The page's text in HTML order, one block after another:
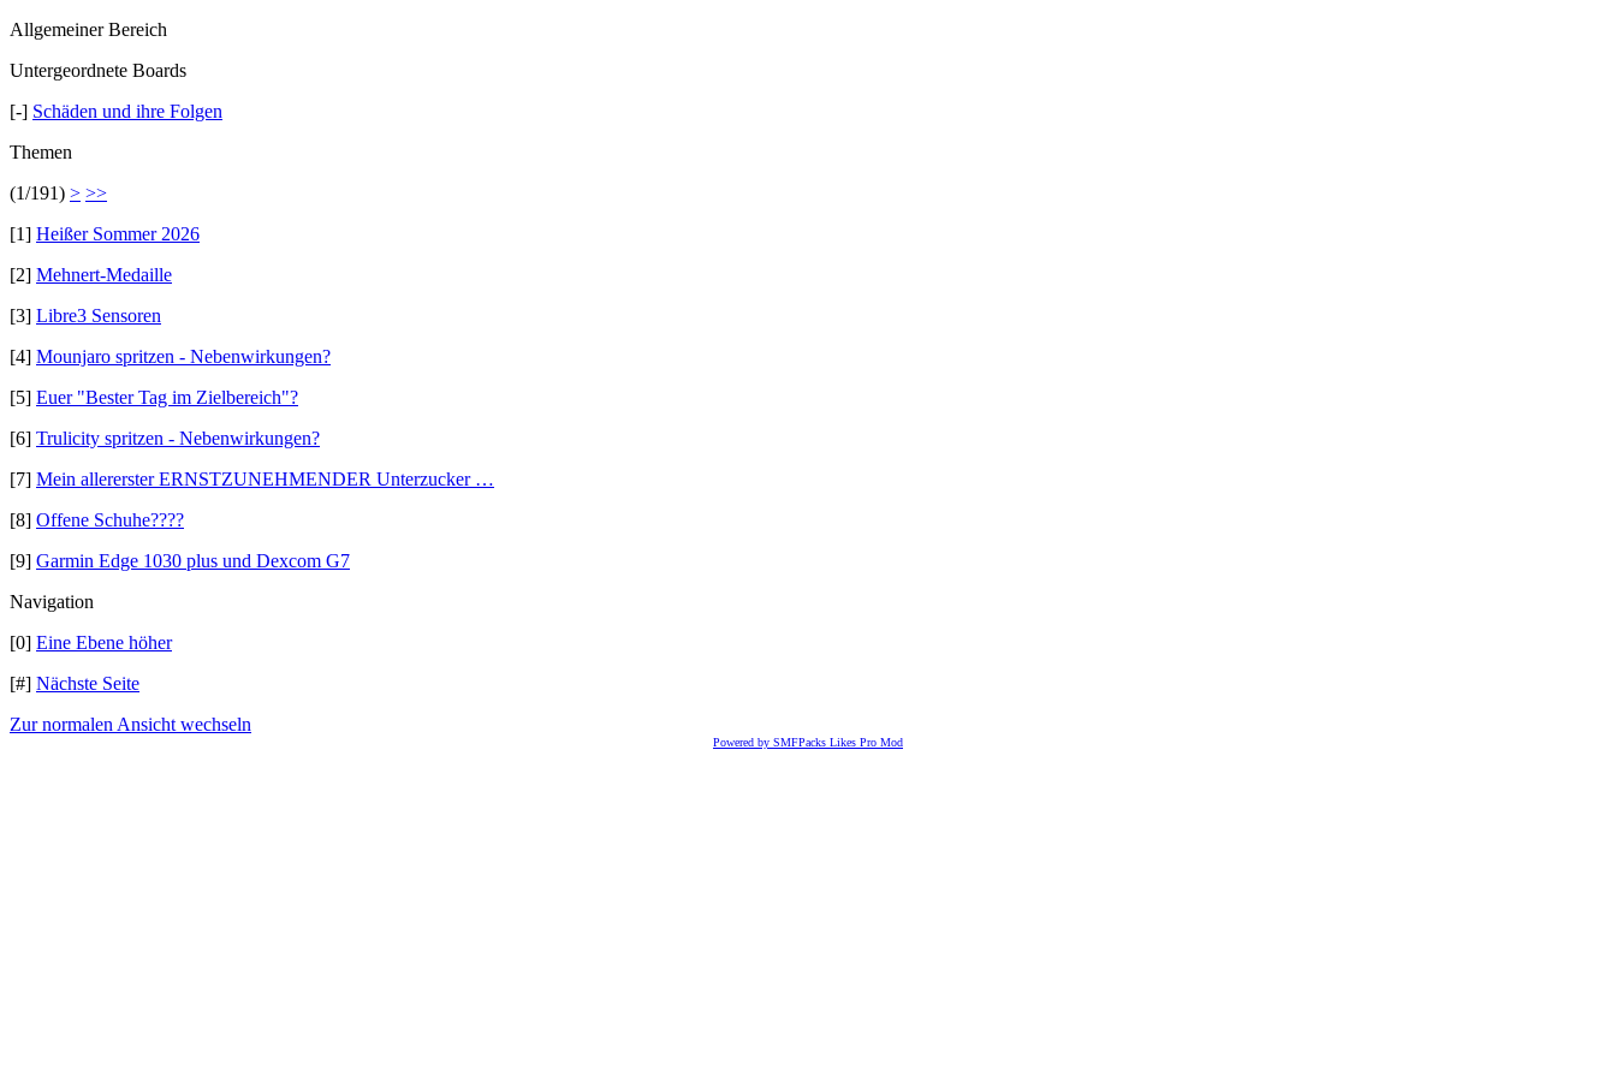
Allgemeiner Bereich
Untergeordnete Boards
[-] Schäden und ihre Folgen
Themen
(1/191) > >>
[1] Heißer Sommer 2026
[2] Mehnert-Medaille
[3] Libre3 Sensoren
[4] Mounjaro spritzen - Nebenwirkungen?
[5] Euer "Bester Tag im Zielbereich"?
[6] Trulicity spritzen - Nebenwirkungen?
[7] Mein allererster ERNSTZUNEHMENDER Unterzucker …
[8] Offene Schuhe????
[9] Garmin Edge 1030 plus und Dexcom G7
Navigation
[0] Eine Ebene höher
[#] Nächste Seite
Zur normalen Ansicht wechseln
Powered by SMFPacks Likes Pro Mod